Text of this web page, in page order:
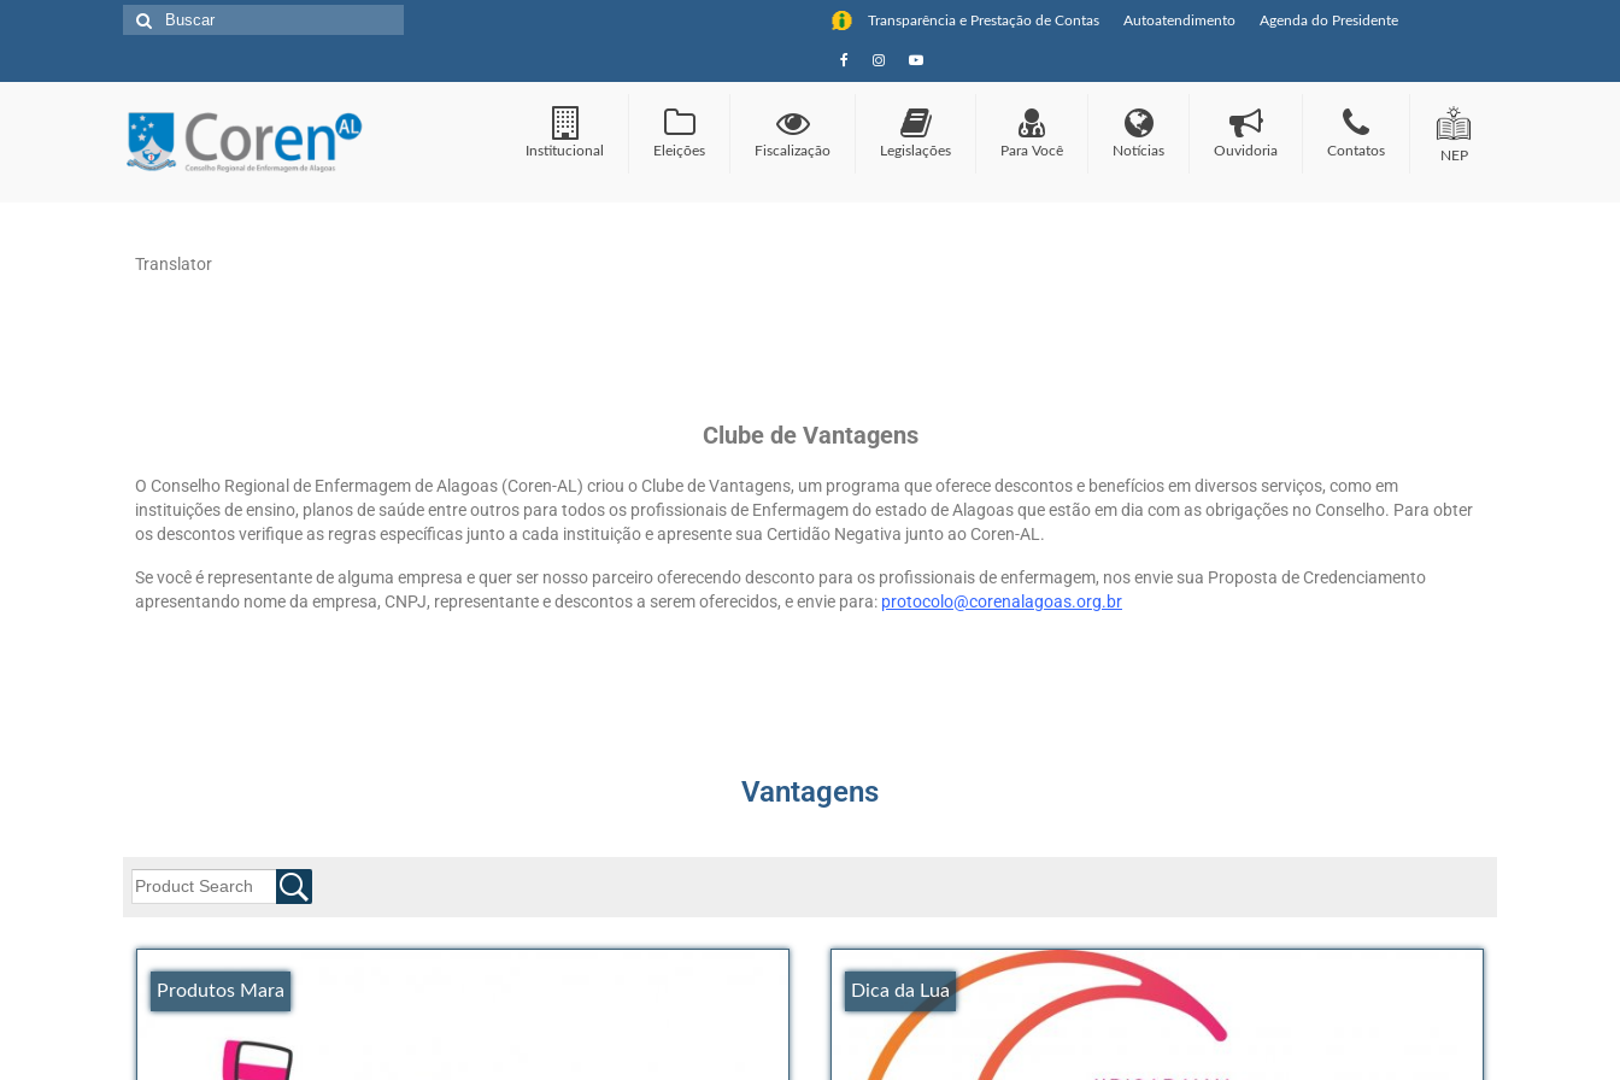
Transparência e Prestação de Contas Autoatendimento Agenda do Presidente
Institucional Eleições Fiscalização Legislações Para Você Notícias Ouvidoria Contatos NEP
Translator
Clube de Vantagens
O Conselho Regional de Enfermagem de Alagoas (Coren-AL) criou o Clube de Vantagens, um programa que oferece descontos e benefícios em diversos serviços, como em
instituições de ensino, planos de saúde entre outros para todos os profissionais de Enfermagem do estado de Alagoas que estão em dia com as obrigações no Conselho. Para obter
os descontos verifique as regras específicas junto a cada instituição e apresente sua Certidão Negativa junto ao Coren-AL.
Se você é representante de alguma empresa e quer ser nosso parceiro oferecendo desconto para os profissionais de enfermagem, nos envie sua Proposta de Credenciamento
apresentando nome da empresa, CNPJ, representante e descontos a serem oferecidos, e envie para: protocolo@corenalagoas.org.br
Vantagens
Produtos Mara Dica da Lua